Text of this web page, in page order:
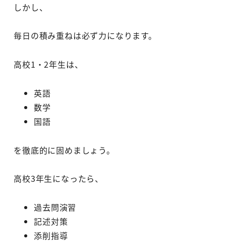
しかし、
毎日の積み重ねは必ず力になります。
高校1・2年生は、
英語
数学
国語
を徹底的に固めましょう。
高校3年生になったら、
過去問演習
記述対策
添削指導